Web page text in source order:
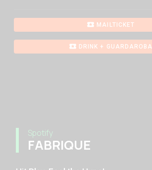
MAILTICKET
DRINK + GUARDAROBA
Spotify
FABRIQUE